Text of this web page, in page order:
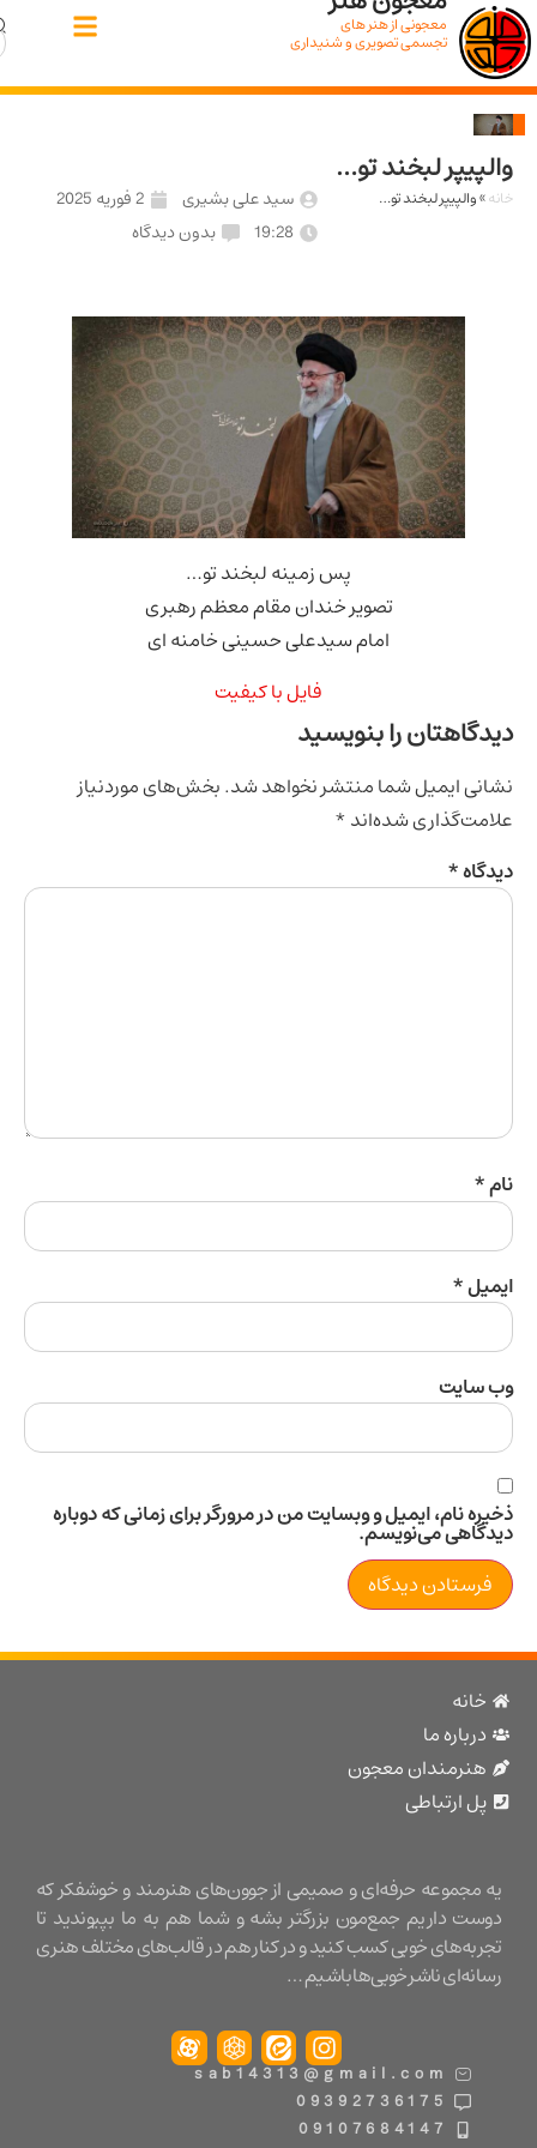
معجونی از هنر های
تجسمی تصویری و شنیداری
لبخند تو…
والپیپر لبخند تو… سید علی بشیری
2 فوریه 2025
19:28
بدون دیدگاه
پس زمینه لبخند تو…
تصویر خندان مقام معظم رهبری
امام سیدعلی حسینی خامنه ای
فایل با کیفیت
را بنویسید
ایمیل شما منتشر نخواهد شد.بخش‌های موردنیاز
شده‌اند*
*
*
نام، ایمیل و وبسایت من در مرورگر برای زمانی که دوباره
می‌نویسم.
ما
معجون
ارتباطی
حرفه‌ای و صمیمی از جوون‌های هنرمند و خوشفکر که
داریم جمع‌مون بزرگتر بشه و شما هم به ما بپیوندید تا
خوبی کسب کنید و در کنار هم در قالب‌های مختلف هنری
ناشر خوبی‌ها باشیم …
sab14313@gmail.com
09392736175
09107684147